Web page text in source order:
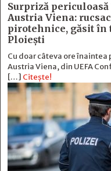
Surpriză
Austria Viena:
pirotehnice, găsit în
Ploiești
Cu doar câteva ore
Austria Viena, din UEFA
[…] Citește!